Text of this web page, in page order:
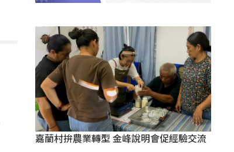
嘉蘭村拚農業轉型 金峰說明會促經驗交流